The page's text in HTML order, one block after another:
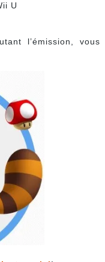
U
l’émission, vous